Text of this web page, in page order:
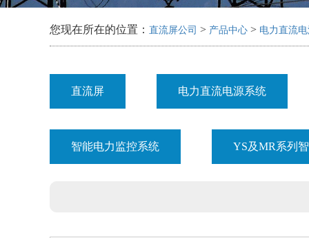
您现在所在的位置： 直流屏公司 > 产品中心 > 电力直流
直流屏 电力直流电源系统
智能电力监控系统 YS及MR系列